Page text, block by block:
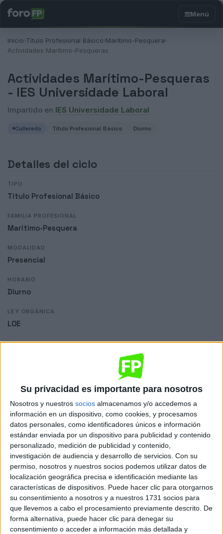
Su privacidad es importante para nosotros
Nosotros y nuestros socios almacenamos y/o accedemos a
información en un dispositivo, como cookies, y procesamos
datos personales, como identificadores únicos e información
estándar enviada por un dispositivo para publicidad y contenido
personalizado, medición de publicidad y contenido,
investigación de audiencia y desarrollo de servicios. Con su
permiso, nosotros y nuestros socios podemos utilizar datos de
localización geográfica precisa e identificación mediante las
características de dispositivos. Puede hacer clic para otorgarnos
su consentimiento a nosotros y a nuestros 1731 socios para
que llevemos a cabo el procesamiento previamente descrito. De
forma alternativa, puede hacer clic para denegar su
consentimiento o acceder a información más detallada y
Inicio›Título Profesional Básico›Marítimo-Pesquera›
Actividades Marítimo-Pesqueras
Actividades Marítimo-Pesqueras
- IES Universidade Laboral
Impartido en IES Universidade Laboral
Culleredo Título Profesional Básico Diurno
Detalles del ciclo
TIPO
Título Profesional Básico
FAMILIA PROFESIONAL
Marítimo-Pesquera
MODALIDAD
Presencial
HORARIO
Diurno
LEY ORGÁNICA
LOE
IES Universidade Laboral
Sede
DIRECCIÓN
RU/Salvador Allende
15670 Culleredo, A Coruña
+
-